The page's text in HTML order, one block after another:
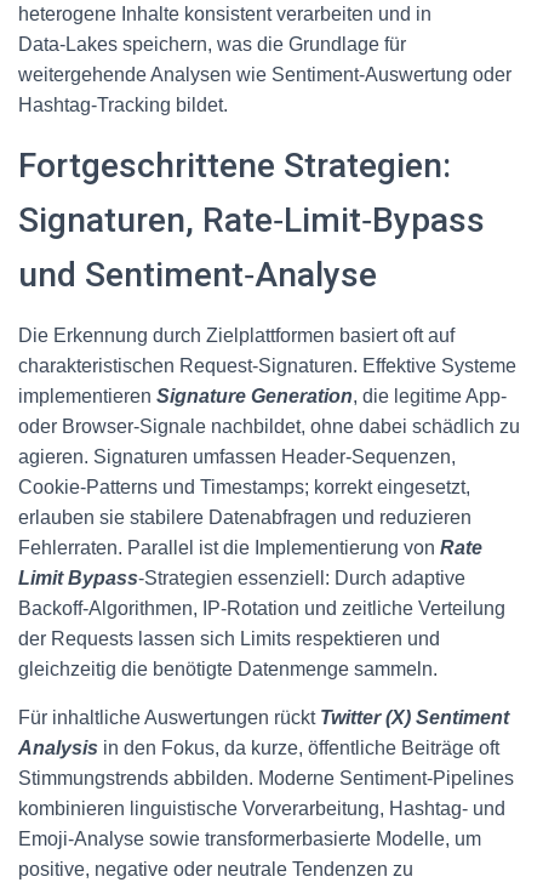
heterogene Inhalte konsistent verarbeiten und in
Data‑Lakes speichern, was die Grundlage für
weitergehende Analysen wie Sentiment‑Auswertung oder
Hashtag‑Tracking bildet.
Fortgeschrittene Strategien:
Signaturen, Rate‑Limit‑Bypass
und Sentiment‑Analyse
Die Erkennung durch Zielplattformen basiert oft auf
charakteristischen Request‑Signaturen. Effektive Systeme
implementieren Signature Generation, die legitime App‑
oder Browser‑Signale nachbildet, ohne dabei schädlich zu
agieren. Signaturen umfassen Header‑Sequenzen,
Cookie‑Patterns und Timestamps; korrekt eingesetzt,
erlauben sie stabilere Datenabfragen und reduzieren
Fehlerraten. Parallel ist die Implementierung von Rate
Limit Bypass‑Strategien essenziell: Durch adaptive
Backoff‑Algorithmen, IP‑Rotation und zeitliche Verteilung
der Requests lassen sich Limits respektieren und
gleichzeitig die benötigte Datenmenge sammeln.
Für inhaltliche Auswertungen rückt Twitter (X) Sentiment
Analysis in den Fokus, da kurze, öffentliche Beiträge oft
Stimmungstrends abbilden. Moderne Sentiment‑Pipelines
kombinieren linguistische Vorverarbeitung, Hashtag‑ und
Emoji‑Analyse sowie transformerbasierte Modelle, um
positive, negative oder neutrale Tendenzen zu